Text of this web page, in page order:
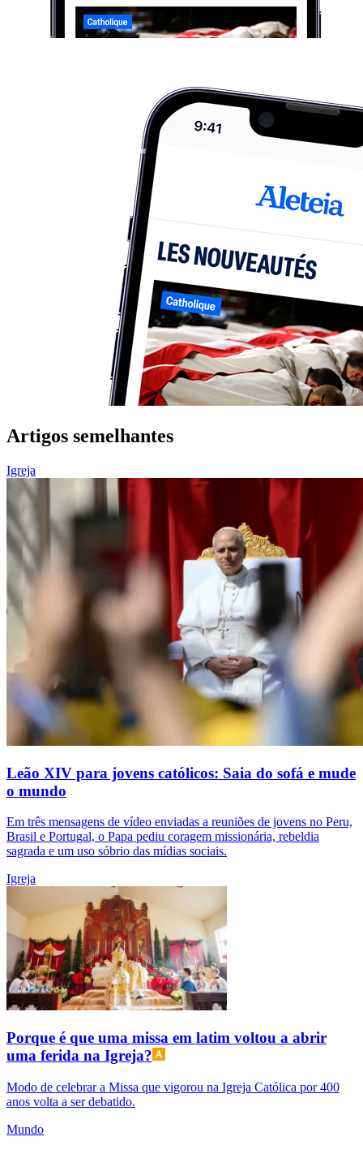
Artigos semelhantes
Igreja
Leão XIV para jovens católicos: Saia do sofá e mude
o mundo
Em três mensagens de vídeo enviadas a reuniões de jovens no Peru,
Brasil e Portugal, o Papa pediu coragem missionária, rebeldia
sagrada e um uso sóbrio das mídias sociais.
Igreja
Porque é que uma missa em latim voltou a abrir
uma ferida na Igreja?
Modo de celebrar a Missa que vigorou na Igreja Católica por 400
anos volta a ser debatido.
Mundo